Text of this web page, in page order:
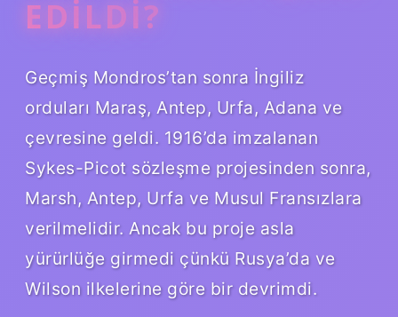
EDILDI?
Geçmiş Mondros’tan sonra İngiliz
orduları Maraş, Antep, Urfa, Adana ve
çevresine geldi. 1916’da imzalanan
Sykes-Picot sözleşme projesinden sonra,
Marsh, Antep, Urfa ve Musul Fransızlara
verilmelidir. Ancak bu proje asla
yürürlüğe girmedi çünkü Rusya’da ve
Wilson ilkelerine göre bir devrimdi.